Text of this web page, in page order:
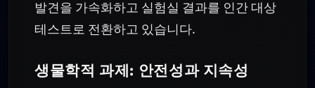
발견을 가속화하고 실험실 결과를 인간 대상
테스트로 전환하고 있습니다.
생물학적 과제: 안전성과 지속성